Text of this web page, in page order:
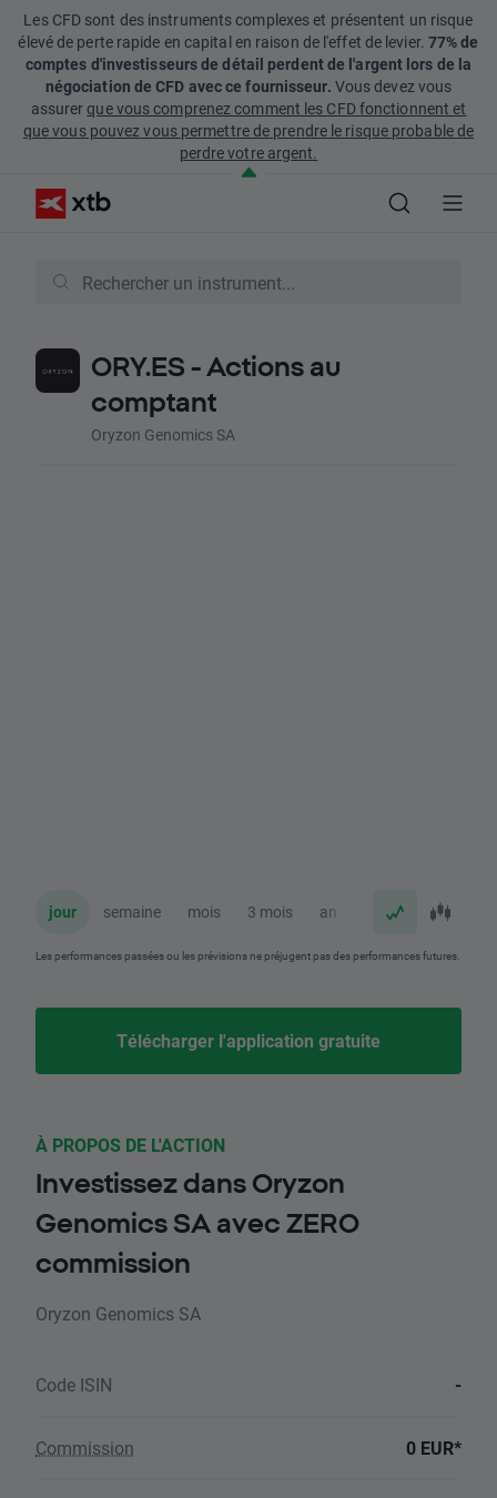
Les CFD sont des instruments complexes et présentent un risque
élevé de perte rapide en capital en raison de l'effet de levier. 77% de
comptes d'investisseurs de détail perdent de l'argent lors de la
négociation de CFD avec ce fournisseur. Vous devez vous
assurerque vous comprenez comment les CFD fonctionnent et
que vous pouvez vous permettre de prendre le risque probable de
perdre votre argent.
ORY.ES - Actions au
comptant
Oryzon Genomics SA
jour semaine mois 3 mois an
Les performances passées ou les prévisions ne préjugent pas des performances futures.
Télécharger l'application gratuite
À PROPOS DE L'ACTION
Investissez dans Oryzon
Genomics SA avec ZERO
commission
Oryzon Genomics SA
Code ISIN -
Commission 0 EUR*